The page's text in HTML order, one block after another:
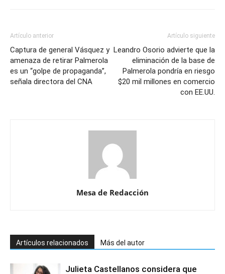
Artículo anterior
Captura de general Vásquez y
amenaza de retirar Palmerola
es un “golpe de propaganda”,
señala directora del CNA
Artículo siguiente
Leandro Osorio advierte que la
eliminación de la base de
Palmerola pondría en riesgo
$20 mil millones en comercio
con EE.UU.
Mesa de Redacción
Artículos relacionados Más del autor
Julieta Castellanos considera que